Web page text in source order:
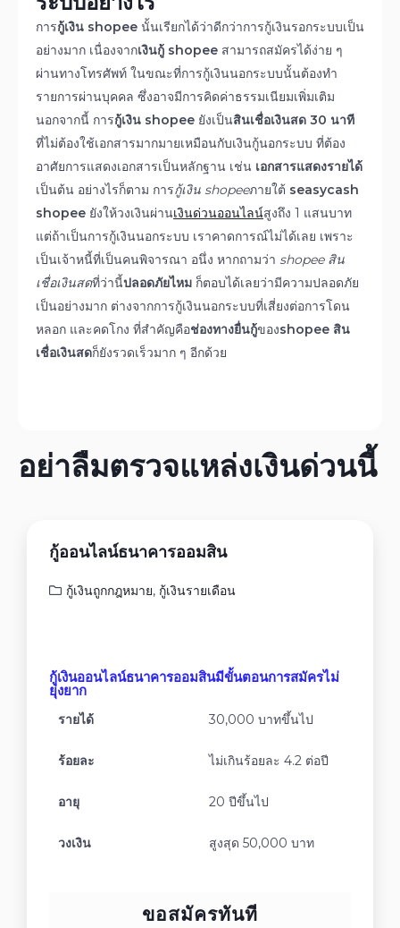
การกู้เงิน shopee นั้นเรียกได้ว่าดีกว่าการกู้เงินรอกระบบเป็น
อย่างมาก เนื่องจากเงินกู้ shopee สามารถสมัครได้ง่าย ๆ
ผ่านทางโทรศัพท์ ในขณะที่การกู้เงินนอกระบบนั้นต้องทำ
รายการผ่านบุคคล ซึ่งอาจมีการคิดค่าธรรมเนียมเพิ่มเติม
นอกจากนี้ การกู้เงิน shopee ยังเป็นสินเชื่อเงินสด 30 นาที
ที่ไม่ต้องใช้เอกสารมากมายเหมือนกับเงินกู้นอกระบบ ที่ต้อง
อาศัยการแสดงเอกสารเป็นหลักฐาน เช่น เอกสารแสดงรายได้
เป็นต้น อย่างไรก็ตาม การกู้เงิน shopeeภายใต้ seasycash
shopee ยังให้วงเงินผ่านเงินด่วนออนไลน์สูงถึง 1 แสนบาท
แต่ถ้าเป็นการกู้เงินนอกระบบ เราคาดการณ์ไม่ได้เลย เพราะ
เป็นเจ้าหนี้ที่เป็นคนพิจารณา อนึ่ง หากถามว่า shopee สิน
เชื่อเงินสดที่ว่านี้ปลอดภัยไหม ก็ตอบได้เลยว่ามีความปลอดภัย
เป็นอย่างมาก ต่างจากการกู้เงินนอกระบบที่เสี่ยงต่อการโดน
หลอก และคดโกง ที่สำคัญคือช่องทางยื่นกู้ของshopee สิน
เชื่อเงินสดก็ยังรวดเร็วมาก ๆ อีกด้วย
อย่าลืมตรวจแหล่งเงินด่วนนี้
กู้ออนไลน์ธนาคารออมสิน
กู้เงินถูกกฎหมาย, กู้เงินรายเดือน
กู้เงินออนไลน์ธนาคารออมสินมีขั้นตอนการสมัครไม่
ยุ่งยาก
รายได้ 30,000 บาทขึ้นไป
ร้อยละ ไม่เกินร้อยละ 4.2 ต่อปี
อายุ 20 ปีขึ้นไป
วงเงิน สูงสุด 50,000 บาท
ขอสมัครทันที